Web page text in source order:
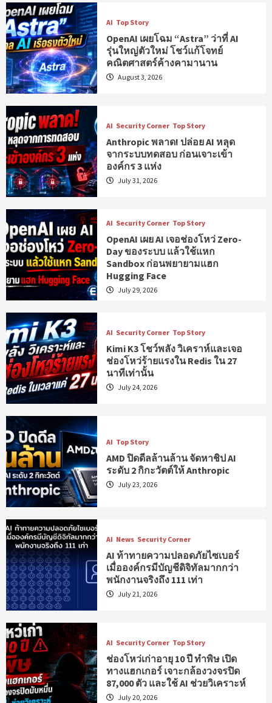
AI Top Story
OpenAI เผยโฉม “Astra” ว่าที่ AI
รุ่นใหญ่ตัวใหม่ โชว์แก้โจทย์
คณิตศาสตร์ค้างคามานาน
August 3, 2026
AI Security Corner Top Story
Anthropic พลาด! ปล่อย AI หลุด
จากระบบทดสอบ ก่อนเจาะเข้า
องค์กร 3 แห่ง
July 31, 2026
AI Security Corner Top Story
OpenAI เผย AI เจอช่องโหว่ Zero-
Day ของระบบ แล้วใช้แหก
Sandbox ก่อนพยายามแฮก
Hugging Face
July 29, 2026
AI Security Corner Top Story
Kimi K3 โชว์พลัง วิเคราห์และเจอ
ช่องโหว่ร้ายแรงใน Redis ใน 27
นาทีเท่านั้น
July 24, 2026
AI Top Story
AMD ปิดดีลล้านล้าน จัดหาชิป AI
ระดับ 2 กิกะวัตต์ให้ Anthropic
July 23, 2026
AI News Security Corner
AI ท้าทายความปลอดภัยไซเบอร์
เมื่อองค์กรมีบัญชีดิจิทัลมากกว่า
พนักงานจริงถึง 111 เท่า
July 21, 2026
AI Security Corner Top Story
ช่องโหว่เก่าอายุ 10 ปี ทำพิษ เปิด
ทางแฮกเกอร์ เจาะกล้องวงจรปิด
87,000 ตัว และใช้ AI ช่วยวิเคราะห์
July 20, 2026